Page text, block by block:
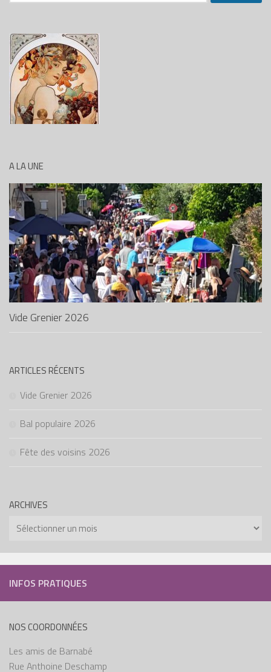
A LA UNE
Vide Grenier 2026
ARTICLES RÉCENTS
Vide Grenier 2026
Bal populaire 2026
Fête des voisins 2026
ARCHIVES
Archives
INFOS PRATIQUES
NOS COORDONNÉES
Les amis de Barnabé
Rue Anthoine Deschamp